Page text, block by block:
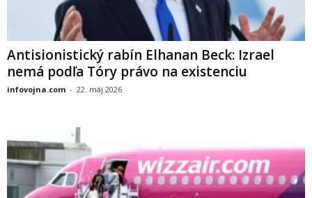
Antisionistický rabín Elhanan Beck: Izrael
nemá podľa Tóry právo na existenciu
infovojna.com - 22. máj 2026